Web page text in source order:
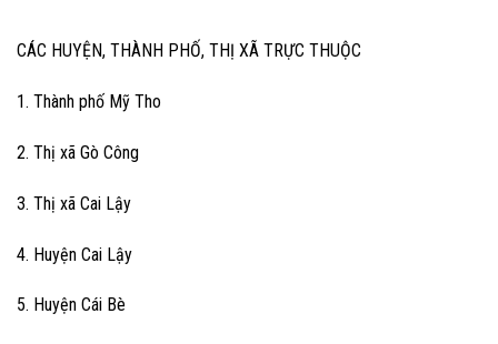
CÁC HUYỆN, THÀNH PHỐ, THỊ XÃ TRỰC THUỘC
1. Thành phố Mỹ Tho
2. Thị xã Gò Công
3. Thị xã Cai Lậy
4. Huyện Cai Lậy
5. Huyện Cái Bè